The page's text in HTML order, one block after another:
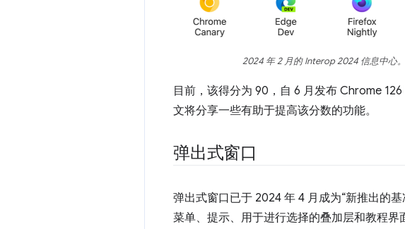
2024 年 2 月的 Interop 2024 信息中心。
目前，该得分为 90，自 6 月发布 Chrome
文将分享一些有助于提高该分数的功能。
弹出式窗口
弹出式窗口已于 2024 年 4 月成为“新推出的
菜单、提示、用于进行选择的叠加层和教程